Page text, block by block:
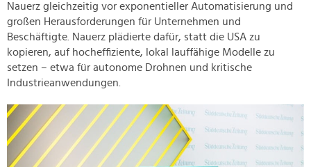
Nauerz gleichzeitig vor exponentieller Automatisierung und
großen Herausforderungen für Unternehmen und
Beschäftigte. Nauerz plädierte dafür, statt die USA zu
kopieren, auf hocheffiziente, lokal lauffähige Modelle zu
setzen – etwa für autonome Drohnen und kritische
Industrieanwendungen.